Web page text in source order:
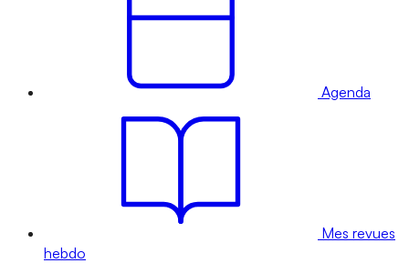
Agenda
Mes revues
hebdo